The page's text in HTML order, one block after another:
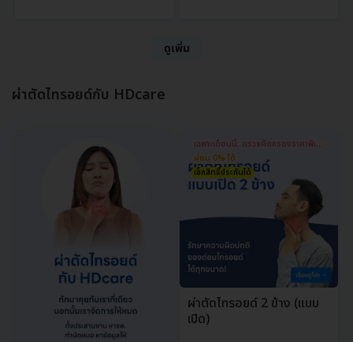
ดูเพิ่ม
ผ่าตัดไทรอยด์กับ HDcare
เฉพาะเดือนนี้: ตรวจคัดกรองราคาพิเศษ!
ผ่อน 0% ได้
เช็กสิทธิ์ประกันได้
ผ่าตัดไทรอยด์ 2 ข้าง (แบบ
เปิด)